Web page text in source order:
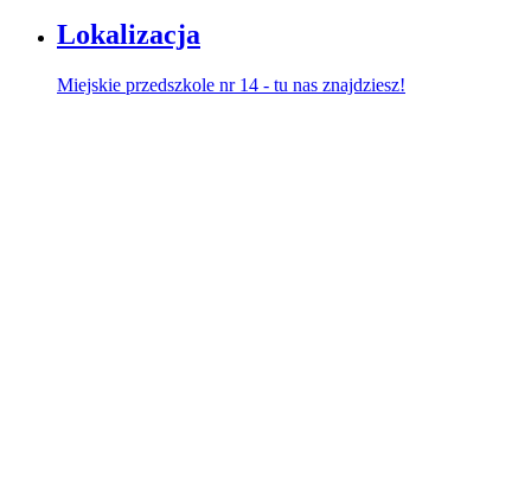
Lokalizacja
Miejskie przedszkole nr 14 - tu nas znajdziesz!